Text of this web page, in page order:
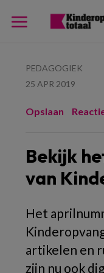
PEDAGOGIEK
25 APR 2019
Opslaan
Bekijk
van
Het
artikelen en
zijn nu ook